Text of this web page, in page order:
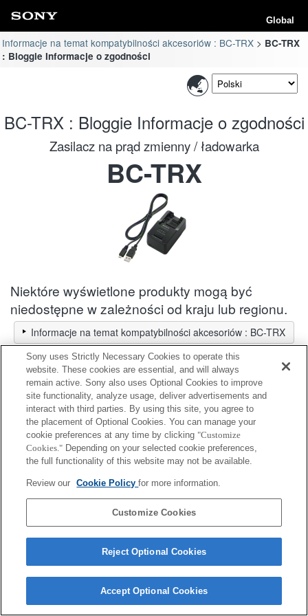
Global
Informacje na temat kompatybilności akcesoriów : BC-TRX
BC-TRX
: Bloggie Informacje o zgodności
BC-TRX : Bloggie Informacje o zgodności
Zasilacz na prąd zmienny / ładowarka
BC-TRX
Niektóre wyświetlone produkty mogą być
niedostępne w zależności od kraju lub regionu.
Informacje na temat kompatybilności akcesoriów : BC-TRX
Bloggie
Pełna zgodność
Zgodność w ograniczonym zakresie
MHS-PM1
Contact Us Cookie Policy
Sony uses Strictly Necessary Cookies to operate this
website. These cookies are essential, and will always
remain active. Sony also uses Optional Cookies to improve
site functionality, analyze usage, deliver advertisements and
interact with third parties. By using this site, you agree to
the placement of Optional Cookies. You can manage your
cookie preferences at any time by clicking "Customize
Cookies." Depending on your selected cookie preferences,
the full functionality of this website may not be available.
Review our Cookie Policyfor more information.
Customize Cookies
Reject Optional Cookies
Accept Optional Cookies